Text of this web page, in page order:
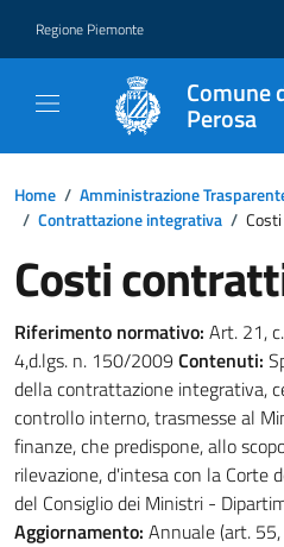
Regione Piemonte
Comune
Perosa
Home / Amministrazione
/ Contrattazione integrativa /
Costi
Riferimento normativo: Art. 21,
4,d.lgs. n. 150/2009 Contenuti:
della contrattazione integrativa,
controllo interno, trasmesse al
finanze, che predispone, allo
rilevazione, d'intesa con la Corte
del Consiglio dei Ministri -
Aggiornamento: Annuale (art.